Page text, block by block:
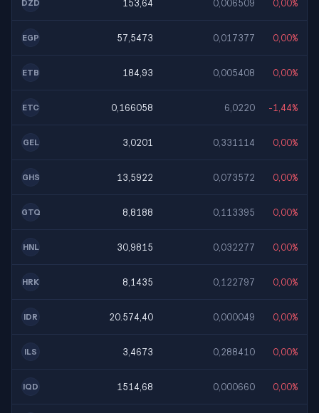
DZD 153,64 0,006509 0,00%
EGP 57,5473 0,017377 0,00%
ETB 184,93 0,005408 0,00%
ETC 0,166058 6,0220 -1,44%
GEL 3,0201 0,331114 0,00%
GHS 13,5922 0,073572 0,00%
GTQ 8,8188 0,113395 0,00%
HNL 30,9815 0,032277 0,00%
HRK 8,1435 0,122797 0,00%
IDR 20.574,40 0,000049 0,00%
ILS 3,4673 0,288410 0,00%
IQD 1514,68 0,000660 0,00%